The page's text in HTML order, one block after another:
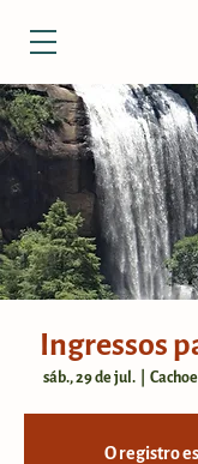
Ingressos
sáb., 29 de jul.
O registro